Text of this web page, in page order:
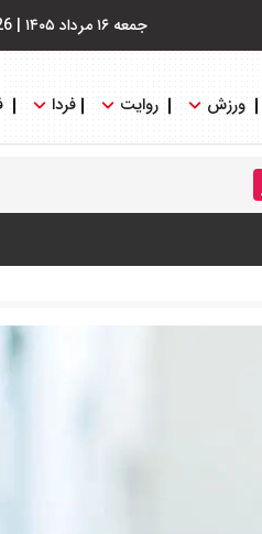
جمعه ۱۶ مرداد ۱۴۰۵ |
ورزش روایت فردا